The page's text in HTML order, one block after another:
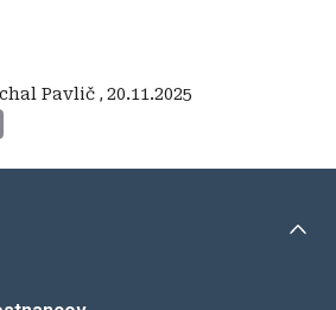
Pavlič , 20.11.2025